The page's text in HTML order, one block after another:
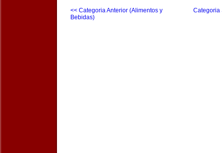
<< Categoria Anterior (Alimentos y
Bebidas)
Categoria